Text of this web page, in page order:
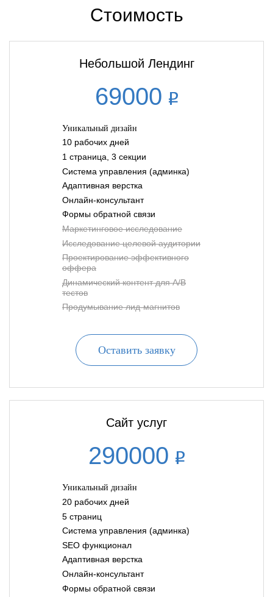
Стоимость
Небольшой Лендинг
69000
Уникальный дизайн
10 рабочих дней
1 страница, 3 секции
Система управления (админка)
Адаптивная верстка
Онлайн-консультант
Формы обратной связи
Маркетинговое исследование
Исследование целевой аудитории
Проектирование эффективного
оффера
Динамический контент для A/B
тестов
Продумывание лид-магнитов
Оставить заявку
Сайт услуг
290000
Уникальный дизайн
20 рабочих дней
5 страниц
Система управления (админка)
SEO функционал
Адаптивная верстка
Онлайн-консультант
Формы обратной связи